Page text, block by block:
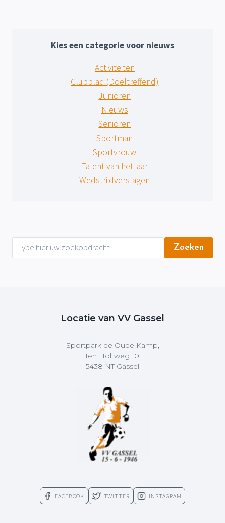
Kies een categorie voor nieuws
Activiteiten
Clubblad (Doeltreffend)
Junioren
Nieuws
Senioren
Sportman
Sportvrouw
Talent van het jaar
Wedstrijdverslagen
Zoeken
Locatie van VV Gassel
Sportpark de Oude Kamp,
Ten Holtweg 10,
5438 NT Gassel
FACEBOOK TWITTER INSTAGRAM